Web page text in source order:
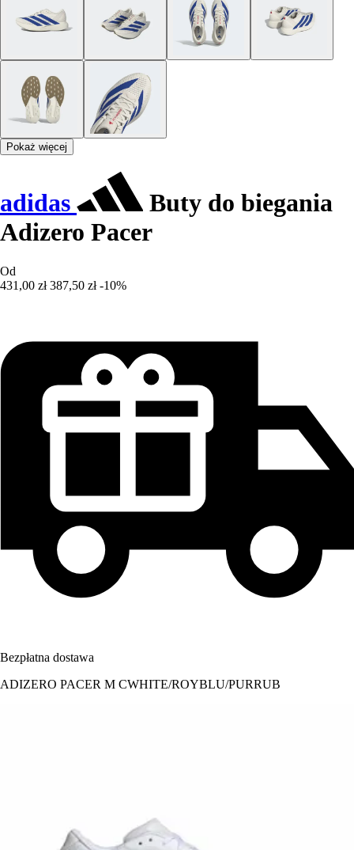
Pokaż więcej
adidas
Buty do biegania
Adizero Pacer
Od
431,00 zł 387,50 zł -10%
Bezpłatna dostawa
ADIZERO PACER M CWHITE/ROYBLU/PURRUB